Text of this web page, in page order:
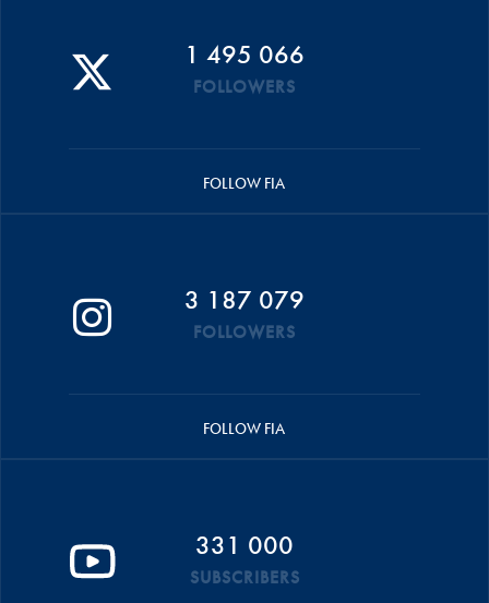
1 495 066
FOLLOWERS
FOLLOW FIA
3 187 079
FOLLOWERS
FOLLOW FIA
331 000
SUBSCRIBERS